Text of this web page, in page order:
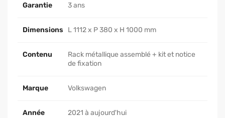
Garantie 3 ans
Dimensions L 1112 x P 380 x H 1000 mm
Contenu
Rack métallique assemblé + kit et notice
de fixation
Marque Volkswagen
Année 2021 à aujourd'hui